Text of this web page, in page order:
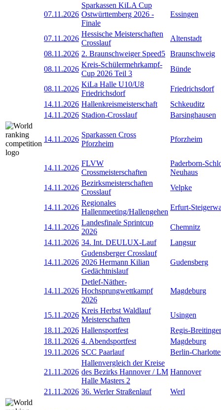
07.11.2026
Sparkassen KiLA Cup
Ostwürttemberg 2026 -
Finale
Essingen
07.11.2026
Hessische Meisterschaften
Crosslauf
Altenstadt
08.11.2026 2. Braunschweiger Speed5 Braunschweig
08.11.2026
Kreis-Schülermehrkampf-
Cup 2026 Teil 3
Bünde
08.11.2026
KiLa Halle U10/U8
Friedrichsdorf
Friedrichsdorf
14.11.2026 Hallenkreismeisterschaft
Schkeuditz
14.11.2026 Stadion-Crosslauf Barsinghausen
14.11.2026
Sparkassen Cross
Pforzheim
Pforzheim
14.11.2026
FLVW
Crossmeisterschaften
Paderborn-
Neuhaus
14.11.2026
Bezirksmeisterschaften
Crosslauf
Velpke
14.11.2026
Regionales
Hallenmeeting/Hallengehen
Erfurt-
14.11.2026
Landesfinale Sprintcup
2026
Chemnitz
14.11.2026 34. Int. DEULUX-Lauf Langsur
14.11.2026
Gudensberger Crosslauf
2026 Hermann Kilian
Gedächtnislauf
Gudensberg
14.11.2026
Detlef-Näther-
Hochsprungwettkampf
2026
Magdeburg
15.11.2026
Kreis Herbst Waldlauf
Meisterschaften
Usingen
18.11.2026 Hallensportfest
Regis-
18.11.2026 4. Abendsportfest
Magdeburg
19.11.2026 SCC Paarlauf Berlin-
21.11.2026
Hallenvergleich der Kreise
des Bezirks Hannover / LM
Halle Masters 2
Hannover
21.11.2026 36. Werler Straßenlauf Werl